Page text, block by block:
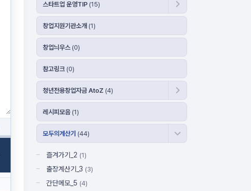
스타트업 운영TIP (15)
창업지원기관소개 (1)
창업늬우스 (0)
참고링크 (0)
청년전용창업자금 AtoZ (4)
레시피모음 (1)
모두의계산기 (44)
즐겨가기_2 (1)
출장계산기_3 (3)
간단메모_5 (4)